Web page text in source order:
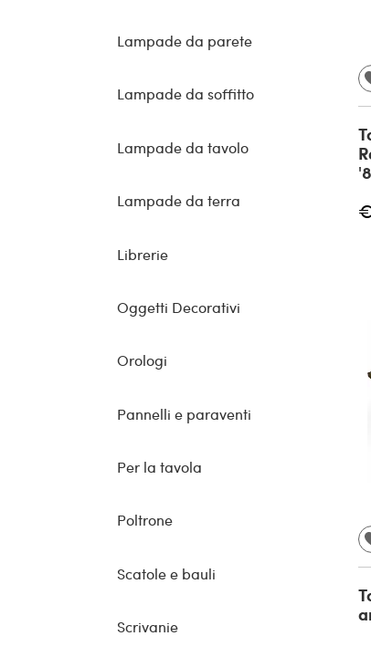
Lampade da parete
Lampade da soffitto
Lampade da tavolo
Lampade da terra
Librerie
Oggetti Decorativi
Orologi
Pannelli e paraventi
Per la tavola
Poltrone
Scatole e bauli
Scrivanie